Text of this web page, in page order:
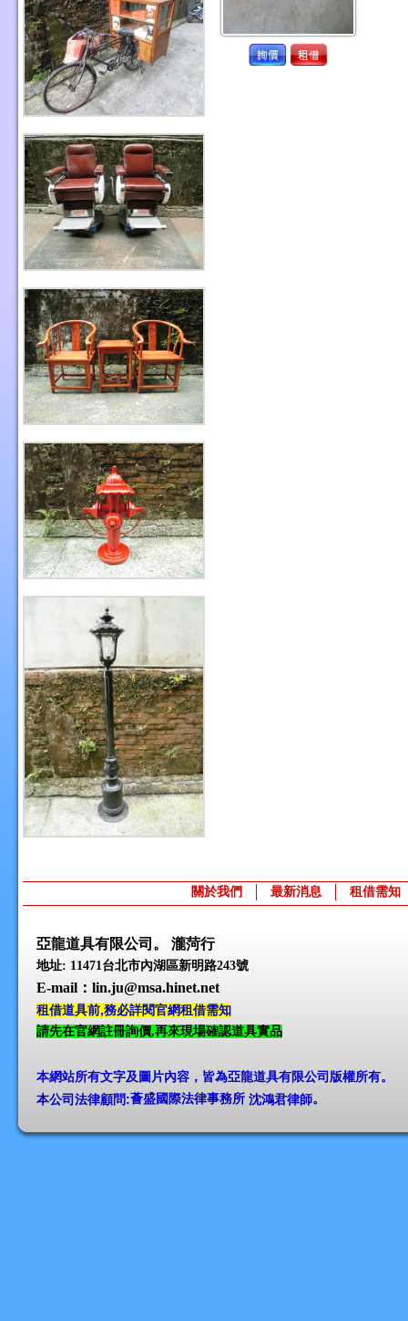
關於我們 最新消息 租借需知
亞龍道具有限公司。 瀧菏行
地址: 11471台北市內湖區新明路243號
E-mail ：lin.ju@msa.hinet.net
租借道具前,務必詳閱官網租借需知
請先在官網註冊詢價,再來現場確認道具實品
本網站所有文字及圖片內容，皆為亞龍道具有限公司版權所有。
本公司法律顧問:薈盛國際法律事務所 沈鴻君律師。